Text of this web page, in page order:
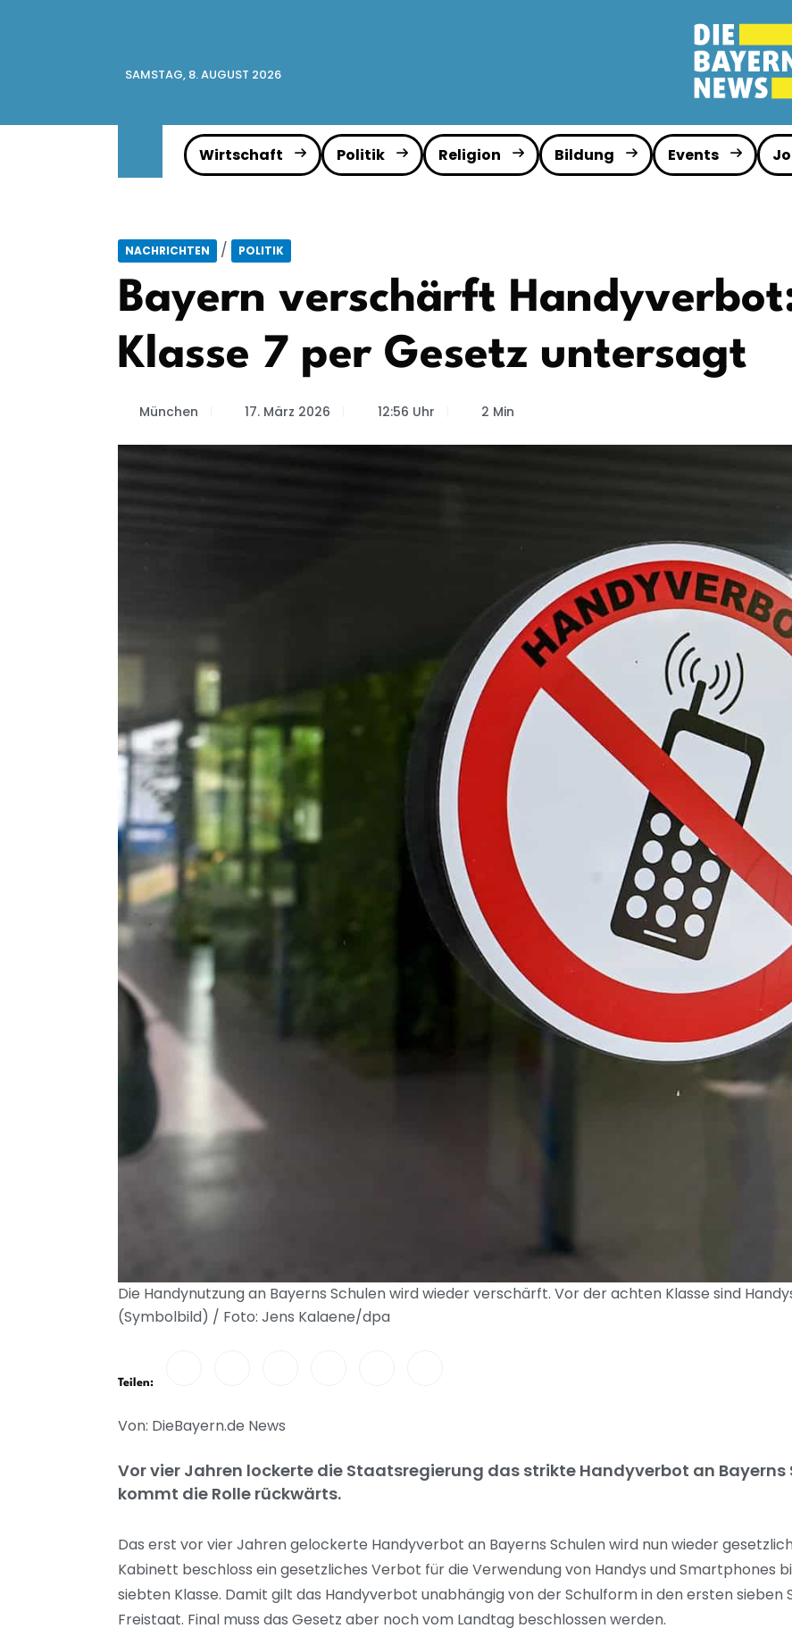
SAMSTAG, 8. AUGUST 2026
Wirtschaft Politik Religion Bildung Events
NACHRICHTEN / POLITIK
Bayern verschärft
Klasse 7 per Gesetz untersagt
München 17. März 2026 12:56 Uhr 2 Min
Die Handynutzung an Bayerns Schulen wird wieder verschärft. Vor der achten Klasse sind
(Symbolbild) / Foto: Jens Kalaene/dpa
Teilen:
Von: DieBayern.de News
Vor vier Jahren lockerte die Staatsregierung das strikte Handyverbot an Bayerns
kommt die Rolle rückwärts.
Das erst vor vier Jahren gelockerte Handyverbot an Bayerns Schulen wird nun wieder
Kabinett beschloss ein gesetzliches Verbot für die Verwendung von Handys und Smartphones
siebten Klasse. Damit gilt das Handyverbot unabhängig von der Schulform in den ersten sieben
Freistaat. Final muss das Gesetz aber noch vom Landtag beschlossen werden.